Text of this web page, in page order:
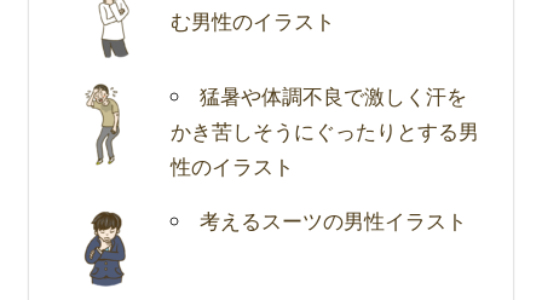
む男性のイラスト
猛暑や体調不良で激しく汗を
かき苦しそうにぐったりとする男
性のイラスト
考えるスーツの男性イラスト